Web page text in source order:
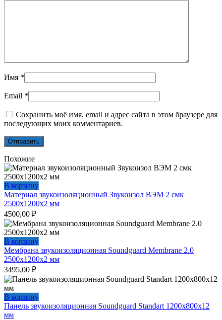
Имя *
Email *
Сохранить моё имя, email и адрес сайта в этом браузере для
последующих моих комментариев.
Похожие
В корзину
Материал звукоизоляционный Звукоизол ВЭМ 2 смк
2500х1200х2 мм
4500,00 ₽
В корзину
Мембрана звукоизоляционная Soundguard Membrane 2.0
2500х1200х2 мм
3495,00 ₽
В корзину
Панель звукоизоляционная Soundguard Standart 1200х800х12
мм